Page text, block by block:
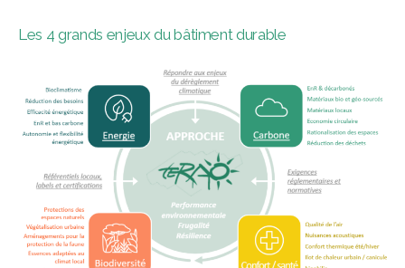
Les 4 grands enjeux du bâtiment durable